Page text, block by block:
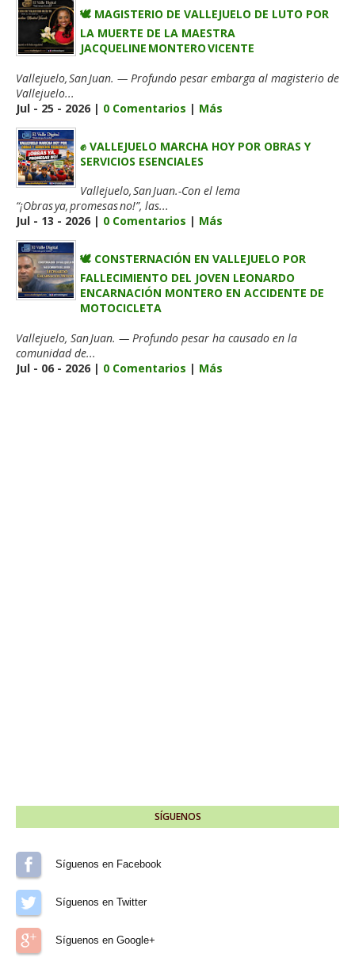
🕊️ MAGISTERIO DE VALLEJUELO DE LUTO POR
LA MUERTE DE LA MAESTRA
JACQUELINE MONTERO VICENTE
Vallejuelo, San Juan. — Profundo pesar embarga al magisterio de
Vallejuelo...
Jul - 25 - 2026 | 0 Comentarios | Más
✊ VALLEJUELO MARCHA HOY POR OBRAS Y
SERVICIOS ESENCIALES
Vallejuelo, San Juan.-Con el lema
“¡Obras ya, promesas no!”, las...
Jul - 13 - 2026 | 0 Comentarios | Más
🕊️ CONSTERNACIÓN EN VALLEJUELO POR
FALLECIMIENTO DEL JOVEN LEONARDO
ENCARNACIÓN MONTERO EN ACCIDENTE DE
MOTOCICLETA
Vallejuelo, San Juan. — Profundo pesar ha causado en la
comunidad de...
Jul - 06 - 2026 | 0 Comentarios | Más
SÍGUENOS
Síguenos en Facebook
Síguenos en Twitter
Síguenos en Google+